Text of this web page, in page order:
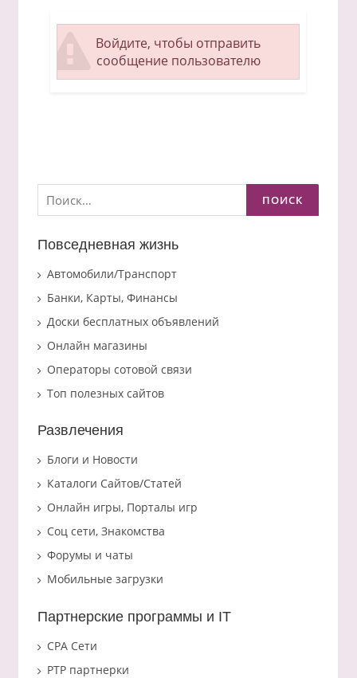
Войдите, чтобы отправить
сообщение пользователю
Найти:
Повседневная жизнь
Автомобили/Транспорт
Банки, Карты, Финансы
Доски бесплатных объявлений
Онлайн магазины
Операторы сотовой связи
Топ полезных сайтов
Развлечения
Блоги и Новости
Каталоги Сайтов/Статей
Онлайн игры, Порталы игр
Соц сети, Знакомства
Форумы и чаты
Мобильные загрузки
Партнерские программы и IT
CPA Сети
PTP партнерки